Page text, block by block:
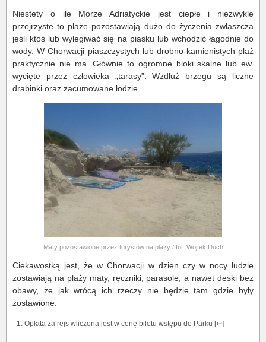
Niestety o ile Morze Adriatyckie jest ciepłe i niezwykle
przejrzyste to plaże pozostawiają dużo do życzenia zwłaszcza
jeśli ktoś lub wylegiwać się na piasku lub wchodzić łagodnie do
wody. W Chorwacji piaszczystych lub drobno-kamienistych plaż
praktycznie nie ma. Głównie to ogromne bloki skalne lub ew.
wycięte przez człowieka „tarasy”. Wzdłuż brzegu są liczne
drabinki oraz zacumowane łodzie.
Maty pozostawione przez turystów na plaży / fot. Wojtek Duch
Ciekawostką jest, że w Chorwacji w dzien czy w nocy ludzie
zostawiają na plaży maty, ręczniki, parasole, a nawet deski bez
obawy, że jak wrócą ich rzeczy nie będzie tam gdzie były
zostawione.
Opłata za rejs wliczona jest w cenę biletu wstępu do Parku [↩]